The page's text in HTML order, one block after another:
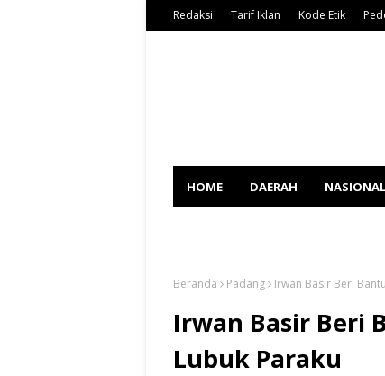
Redaksi Tarif Iklan Kode Etik
HOME DAERAH NASIONAL
Beranda Padang Irwan Basir Beri
Irwan Basir Beri
Lubuk Paraku